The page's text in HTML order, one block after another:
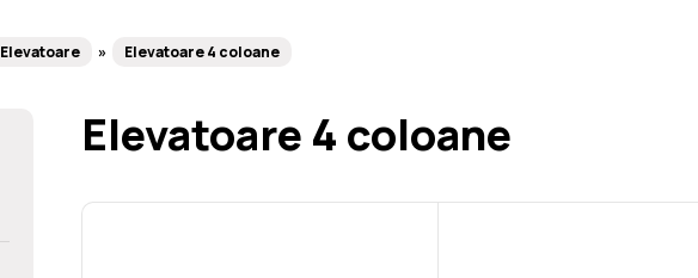
Elevatoare Elevatoare 4 coloane
Elevatoare 4 coloane